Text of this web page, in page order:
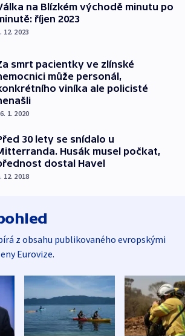
na Blízkém východě minutu po
říjen 2023
12. 2023
smrt pacientky ve zlínské
může personál,
viníka ale policisté
1. 2020
30 lety se snídalo u
Husák musel počkat,
dostal Havel
12. 2018
z obsahu publikovaného evropskými
Eurovize.